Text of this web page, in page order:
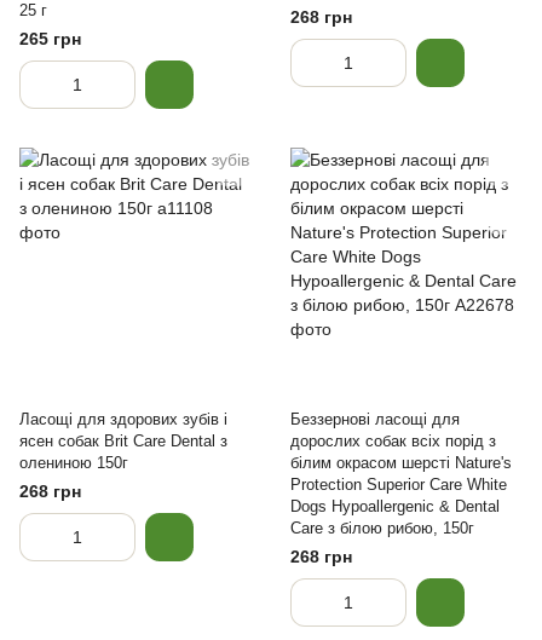
25 г
265 грн
268 грн
Ласощі для здорових зубів і
ясен собак Brit Care Dental з
олениною 150г
268 грн
Беззернові ласощі для
дорослих собак всіх порід з
білим окрасом шерсті Nature's
Protection Superior Care White
Dogs Hypoallergenic & Dental
Care з білою рибою, 150г
268 грн